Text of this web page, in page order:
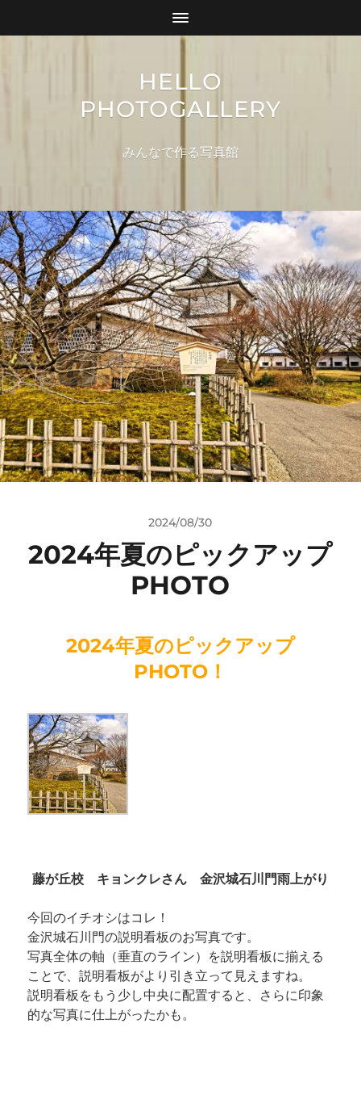
HELLO
PHOTOGALLERY
みんなで作る写真館
2024/08/30
2024年夏のピックアップ
PHOTO
2024年夏のピックアップ
PHOTO！
藤が丘校 キョンクレさん 金沢城石川門雨上がり
今回のイチオシはコレ！
金沢城石川門の説明看板のお写真です。
写真全体の軸（垂直のライン）を説明看板に揃える
ことで、説明看板がより引き立って見えますね。
説明看板をもう少し中央に配置すると、さらに印象
的な写真に仕上がったかも。